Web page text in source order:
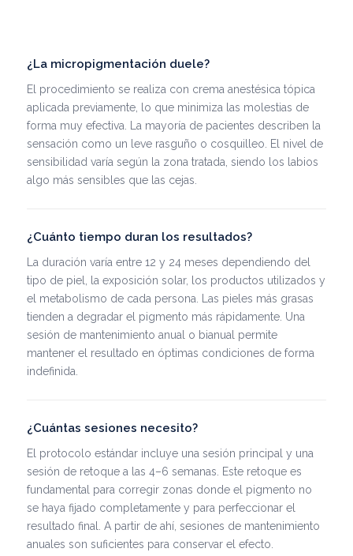
¿La micropigmentación duele?
El procedimiento se realiza con crema anestésica tópica
aplicada previamente, lo que minimiza las molestias de
forma muy efectiva. La mayoría de pacientes describen la
sensación como un leve rasguño o cosquilleo. El nivel de
sensibilidad varía según la zona tratada, siendo los labios
algo más sensibles que las cejas.
¿Cuánto tiempo duran los resultados?
La duración varía entre 12 y 24 meses dependiendo del
tipo de piel, la exposición solar, los productos utilizados y
el metabolismo de cada persona. Las pieles más grasas
tienden a degradar el pigmento más rápidamente. Una
sesión de mantenimiento anual o bianual permite
mantener el resultado en óptimas condiciones de forma
indefinida.
¿Cuántas sesiones necesito?
El protocolo estándar incluye una sesión principal y una
sesión de retoque a las 4–6 semanas. Este retoque es
fundamental para corregir zonas donde el pigmento no
se haya fijado completamente y para perfeccionar el
resultado final. A partir de ahí, sesiones de mantenimiento
anuales son suficientes para conservar el efecto.